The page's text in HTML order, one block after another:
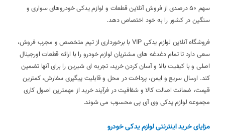
سهم 50 درصدی از فروش آنلاین قطعات و لوازم یدکی خودروهای سواری و
سنگین در کشور را به خود اختصاص دهد.
فروشگاه آنلاین لوازم یدکی VIP با برخورداری از تیم متخصص و مجرب فروش،
سعی دارد تا تمام دغدغه های مشتریان لوازم خودرو را با ارائه قطعات اورجینال
اصلی و با کیفیت بالا و آسان کردن خرید، تجربه ای شیرین را برای آنها تضمین
کند. ارسال سریع و ایمن، پرداخت در محل و قابلیت پیگیری سفارش، کمترین
قیمت، ضمانت اصالت کالا و شفافیت در فرآیند خرید از مهمترین اصول کاری
مجموعه لوازم یدکی وی آی پی محسوب می شوند.
مزایای خرید اینترنتی لوازم یدکی خودرو